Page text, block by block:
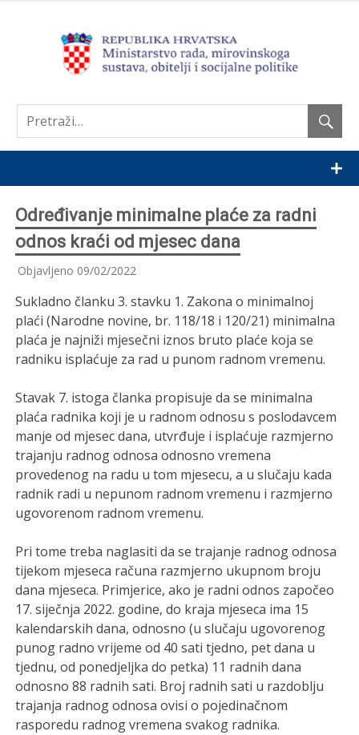
Određivanje minimalne plaće za radni
odnos kraći od mjesec dana
Objavljeno 09/02/2022
Sukladno članku 3. stavku 1. Zakona o minimalnoj
plaći (Narodne novine, br. 118/18 i 120/21) minimalna
plaća je najniži mjesečni iznos bruto plaće koja se
radniku isplaćuje za rad u punom radnom vremenu.
Stavak 7. istoga članka propisuje da se minimalna
plaća radnika koji je u radnom odnosu s poslodavcem
manje od mjesec dana, utvrđuje i isplaćuje razmjerno
trajanju radnog odnosa odnosno vremena
provedenog na radu u tom mjesecu, a u slučaju kada
radnik radi u nepunom radnom vremenu i razmjerno
ugovorenom radnom vremenu.
Pri tome treba naglasiti da se trajanje radnog odnosa
tijekom mjeseca računa razmjerno ukupnom broju
dana mjeseca. Primjerice, ako je radni odnos započeo
17. siječnja 2022. godine, do kraja mjeseca ima 15
kalendarskih dana, odnosno (u slučaju ugovorenog
punog radno vrijeme od 40 sati tjedno, pet dana u
tjednu, od ponedjeljka do petka) 11 radnih dana
odnosno 88 radnih sati. Broj radnih sati u razdoblju
trajanja radnog odnosa ovisi o pojedinačnom
rasporedu radnog vremena svakog radnika.